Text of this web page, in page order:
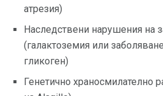
атрезия)
Наследствени нарушения на
(галактоземия или
гликоген)
Генетично храносмилателно